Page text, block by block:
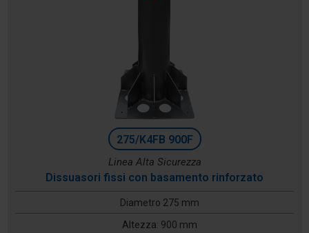
275/K4FB 900F
Linea Alta Sicurezza
Dissuasori fissi con basamento rinforzato
Diametro 275 mm
Altezza: 900 mm